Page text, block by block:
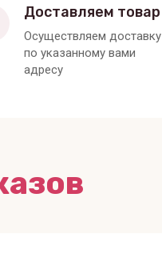
Доставляем товар
Осуществляем доставку
по указанному вами
адресу